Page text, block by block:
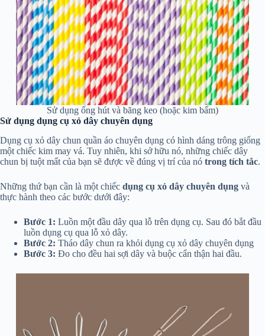
Sử dụng ống hút và băng keo (hoặc kim bấm)
Sử dụng dụng cụ xỏ dây chuyên dụng
Dụng cụ xỏ dây chun quần áo chuyên dụng có hình dáng trông giống
một chiếc kim may vá. Tuy nhiên, khi sở hữu nó, những chiếc dây
chun bị tuột mất của bạn sẽ được về đúng vị trí của nó trong tích tắc.
Những thứ bạn cần là một chiếc dụng cụ xỏ dây chuyên dụng và
thực hành theo các bước dưới đây:
Bước 1: Luồn một đầu dây qua lỗ trên dụng cụ. Sau đó bắt đầu
luồn dụng cụ qua lỗ xỏ dây.
Bước 2: Tháo dây chun ra khỏi dụng cụ xỏ dây chuyên dụng
Bước 3: Đo cho đều hai sợi dây và buộc cẩn thận hai đầu.